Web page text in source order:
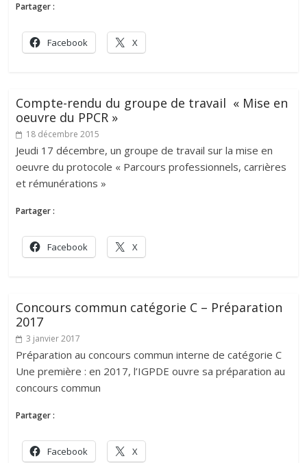
Partager :
Facebook X
Compte-rendu du groupe de travail « Mise en
oeuvre du PPCR »
18 décembre 2015
Jeudi 17 décembre, un groupe de travail sur la mise en
oeuvre du protocole « Parcours professionnels, carrières
et rémunérations »
Partager :
Facebook X
Concours commun catégorie C – Préparation
2017
3 janvier 2017
Préparation au concours commun interne de catégorie C
Une première : en 2017, l’IGPDE ouvre sa préparation au
concours commun
Partager :
Facebook X